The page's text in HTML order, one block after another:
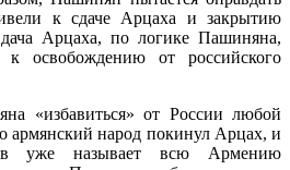
к сдаче Арцаха и закрытию
Арцаха, по логике Пашиняна,
освобождению от российского
«избавиться» от России любой
армянский народ покинул Арцах, и
уже называет всю Армению